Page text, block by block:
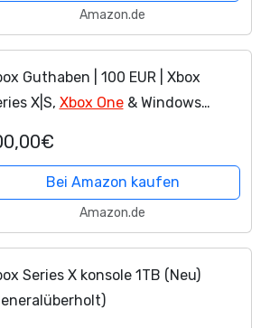
Amazon.de
Guthaben | 100 EUR | Xbox
X|S, Xbox One& Windows
Bei Amazon kaufen
Amazon.de
Series X konsole 1TB (Neu)